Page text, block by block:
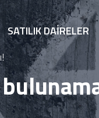
SATILIK DAIRELER